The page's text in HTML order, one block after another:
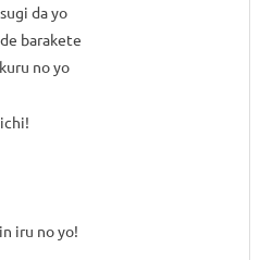
da yo
barakete
no yo
iru no yo!